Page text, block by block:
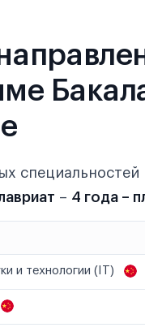
специальностей
– 4 года –
и технологии (IT)